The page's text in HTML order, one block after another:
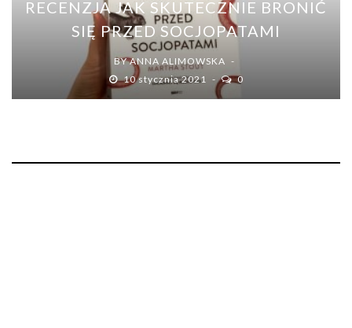
RECENZJA JAK SKUTECZNIE BRONIĆ
SIĘ PRZED SOCJOPATAMI
BYANNA ALIMOWSKA
10 stycznia 2021
0